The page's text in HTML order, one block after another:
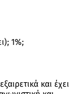
1%;
και έχει